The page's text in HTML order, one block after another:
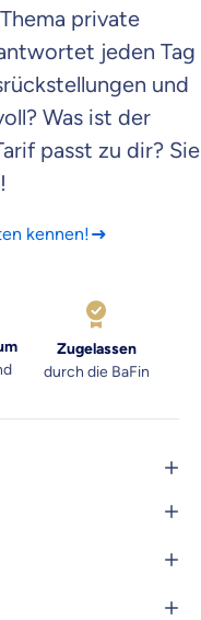
private
jeden Tag
und
Was ist der
passt zu dir? Sie
kennen!
Zugelassen
durch die BaFin